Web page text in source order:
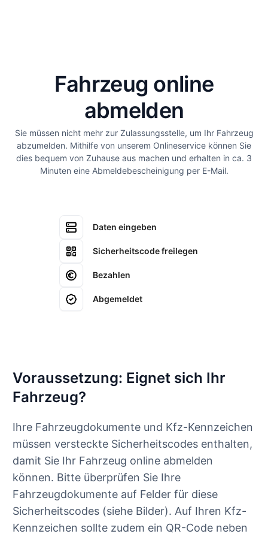
Fahrzeug online
abmelden
Sie müssen nicht mehr zur Zulassungsstelle, um Ihr Fahrzeug
abzumelden. Mithilfe von unserem Onlineservice können Sie
dies bequem von Zuhause aus machen und erhalten in ca. 3
Minuten eine Abmeldebescheinigung per E-Mail.
Daten eingeben
Sicherheitscode freilegen
Bezahlen
Abgemeldet
Voraussetzung: Eignet sich Ihr
Fahrzeug?
Ihre Fahrzeugdokumente und Kfz-Kennzeichen
müssen versteckte Sicherheitscodes enthalten,
damit Sie Ihr Fahrzeug online abmelden
können. Bitte überprüfen Sie Ihre
Fahrzeugdokumente auf Felder für diese
Sicherheitscodes (siehe Bilder). Auf Ihren Kfz-
Kennzeichen sollte zudem ein QR-Code neben